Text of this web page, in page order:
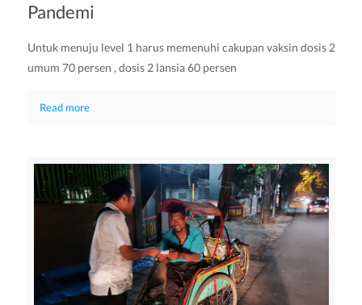
Pandemi
Untuk menuju level 1 harus memenuhi cakupan vaksin dosis 2
umum 70 persen , dosis 2 lansia 60 persen
Read more